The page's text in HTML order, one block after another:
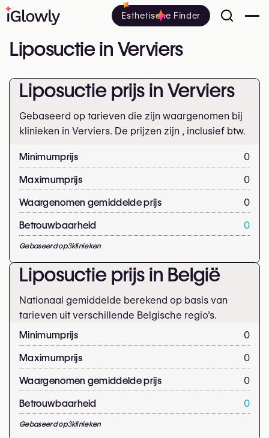
Esthetische Finder
Liposuctie in Verviers
Liposuctie prijs in Verviers
Gebaseerd op tarieven die zijn waargenomen bij
klinieken in Verviers. De prijzen zijn , inclusief btw.
Minimumprijs
0
Maximumprijs
0
Waargenomen gemiddelde prijs
0
Betrouwbaarheid
0
Gebaseerd op3klinieken
Liposuctie prijs in België
Nationaal gemiddelde berekend op basis van
tarieven uit verschillende Belgische regio’s.
Minimumprijs
0
Maximumprijs
0
Waargenomen gemiddelde prijs
0
Betrouwbaarheid
0
Gebaseerd op3klinieken